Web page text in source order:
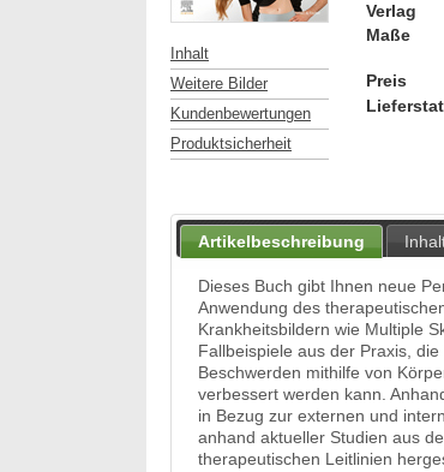
Inhalt
Weitere Bilder
Kundenbewertungen
Produktsicherheit
Verlag
Maße
Preis
Artikelbeschreibung
Dieses Buch gibt Ihnen neue
Anwendung des
Krankheitsbildern wie Multiple
Fallbeispiele aus der Praxis,
Beschwerden mithilfe von
verbessert werden kann.
in Bezug zur externen und
anhand aktueller Studien aus
therapeutischen Leitlinien